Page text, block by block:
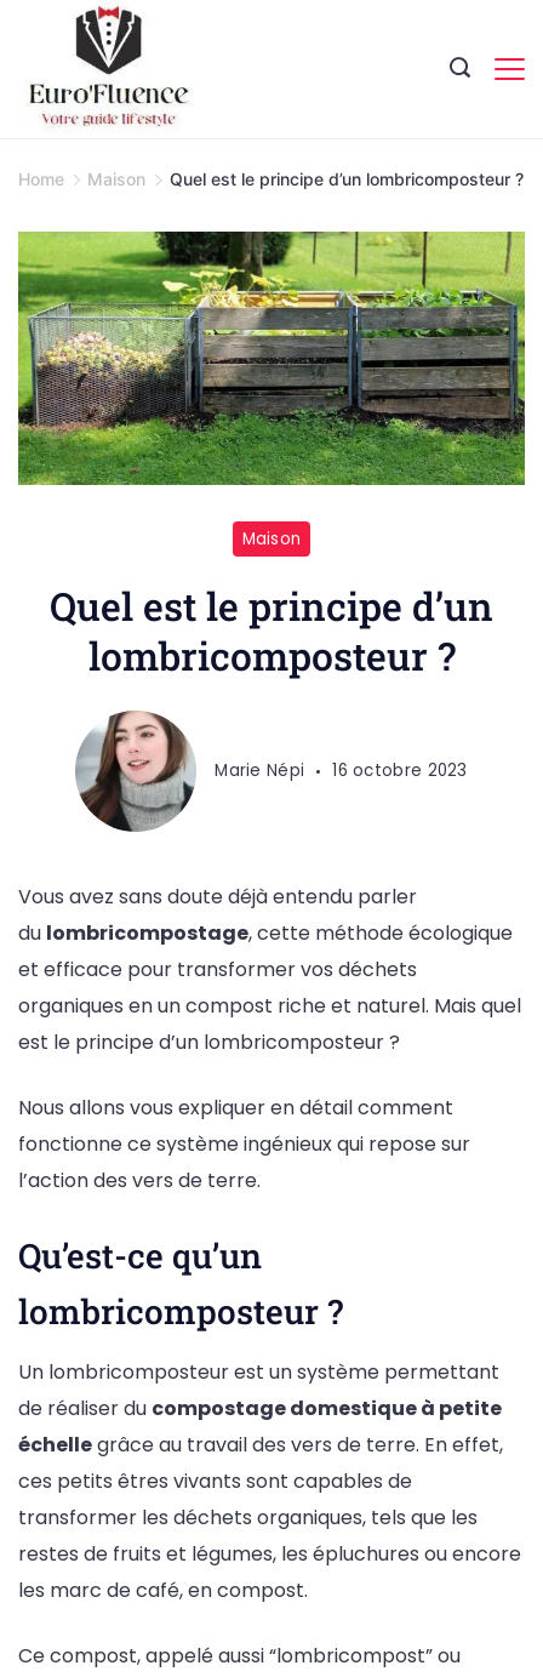
content
Home Maison Quel est le principe d’un lombricomposteur ?
Maison
Quel est le principe d’un
lombricomposteur ?
Marie Népi 16 octobre 2023
Vous avez sans doute déjà entendu parler
du lombricompostage, cette méthode écologique
et efficace pour transformer vos déchets
organiques en un compost riche et naturel. Mais quel
est le principe d’un lombricomposteur ?
Nous allons vous expliquer en détail comment
fonctionne ce système ingénieux qui repose sur
l’action des vers de terre.
Qu’est-ce qu’un
lombricomposteur ?
Un lombricomposteur est un système permettant
de réaliser du compostage domestique à petite
échellegrâce au travail des vers de terre. En effet,
ces petits êtres vivants sont capables de
transformer les déchets organiques, tels que les
restes de fruits et légumes, les épluchures ou encore
les marc de café, en compost.
Ce compost, appelé aussi “lombricompost” ou